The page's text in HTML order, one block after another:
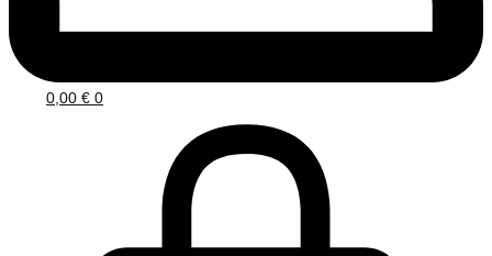
0,00 € 0